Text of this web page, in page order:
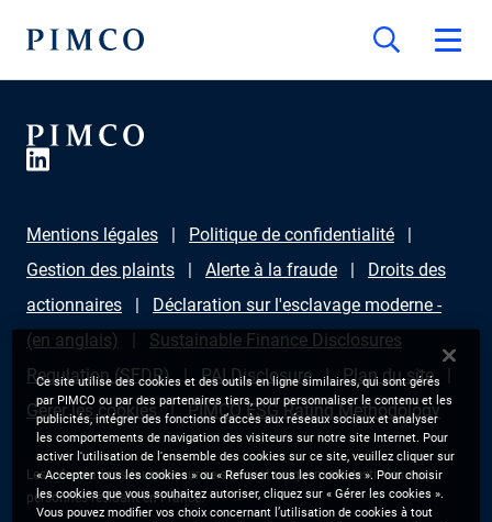
Mentions légales
Politique de confidentialité
Gestion des plaints
Alerte à la fraude
Droits des
actionnaires
Déclaration sur l'esclavage moderne -
(en anglais)
Sustainable Finance Disclosures
Regulation (SFDR)
PAI Disclosure
Plan du site
Gérer les cookies
PIMCO ESG Rating Methodology
Les informations fournies sur ce site sont uniquement destinées aux
personnes résidant en France.
Ce site utilise des cookies et des outils en ligne similaires, qui sont gérés
par PIMCO ou par des partenaires tiers, pour personnaliser le contenu et les
publicités, intégrer des fonctions d’accès aux réseaux sociaux et analyser
les comportements de navigation des visiteurs sur notre site Internet. Pour
activer l'utilisation de l'ensemble des cookies sur ce site, veuillez cliquer sur
« Accepter tous les cookies » ou « Refuser tous les cookies ». Pour choisir
les cookies que vous souhaitez autoriser, cliquez sur « Gérer les cookies ».
Vous pouvez modifier vos choix concernant l’utilisation de cookies à tout